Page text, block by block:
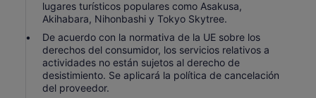
lugares turísticos populares como Asakusa,
Akihabara, Nihonbashi y Tokyo Skytree.
De acuerdo con la normativa de la UE sobre los
derechos del consumidor, los servicios relativos a
actividades no están sujetos al derecho de
desistimiento. Se aplicará la política de cancelación
del proveedor.